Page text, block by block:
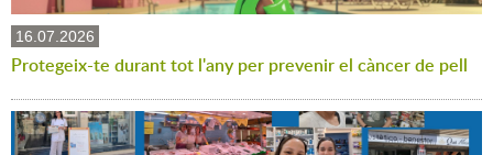
16.07.2026
Protegeix-te durant tot l'any per prevenir el càncer de pell